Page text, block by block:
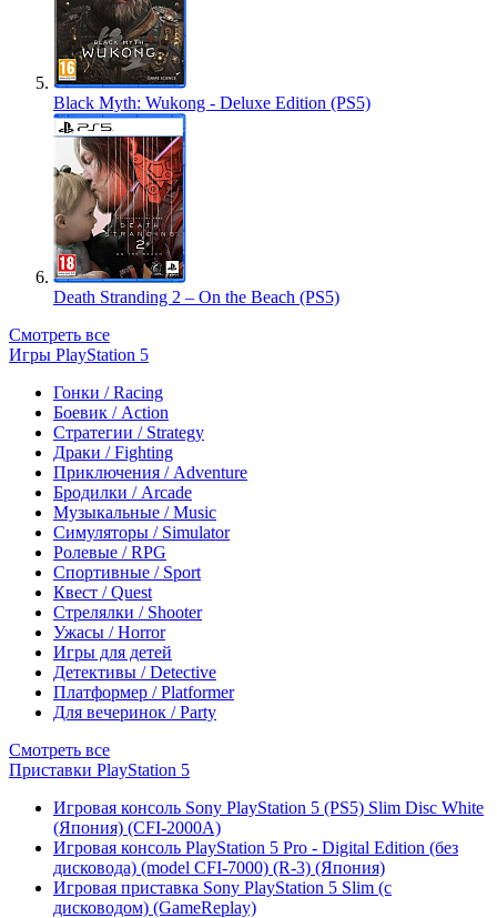
Black Myth: Wukong - Deluxe Edition (PS5)
Death Stranding 2 – On the Beach (PS5)
Смотреть все
Игры PlayStation 5
Гонки / Racing
Боевик / Action
Стратегии / Strategy
Драки / Fighting
Приключения / Adventure
Бродилки / Arcade
Музыкальные / Music
Симуляторы / Simulator
Ролевые / RPG
Спортивные / Sport
Квест / Quest
Стрелялки / Shooter
Ужасы / Horror
Игры для детей
Детективы / Detective
Платформер / Platformer
Для вечеринок / Party
Смотреть все
Приставки PlayStation 5
Игровая консоль Sony PlayStation 5 (PS5) Slim Disc White
(Япония) (CFI-2000A)
Игровая консоль PlayStation 5 Pro - Digital Edition (без
дисковода) (model CFI-7000) (R-3) (Япония)
Игровая приставка Sony PlayStation 5 Slim (с
дисководом) (GameReplay)